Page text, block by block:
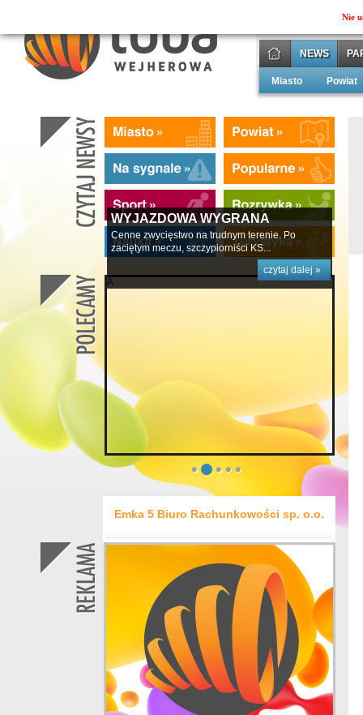
NEWS
Miasto Powiat
WYJAZDOWA WYGRANA
Cenne zwycięstwo na trudnym terenie. Po
zaciętym meczu, szczypiorniści KS...
czytaj dalej »
Emka 5 Biuro Rachunkowości sp. o.o.
Nie